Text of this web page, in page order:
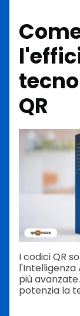
QR
I codici QR
più
potenzia la